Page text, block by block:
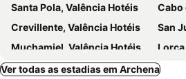
Santa Pola, Valência Hotéis
Cabo
Crevillente, Valência Hotéis
San
Muchamiel, Valência Hotéis
Santiago de la Ribera, Múrcia Hotéis
Ver todas as estadias em Archena